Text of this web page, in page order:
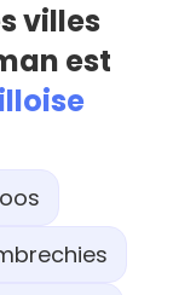
villes
est